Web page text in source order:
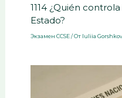
1114 ¿Quién
Estado?
Экзамен CCSE/ От Iuliia